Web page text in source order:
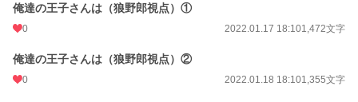
俺達の王子さんは（狼野郎視点）①
0 2022.01.17 18:101,472文字
俺達の王子さんは（狼野郎視点）②
0 2022.01.18 18:101,355文字